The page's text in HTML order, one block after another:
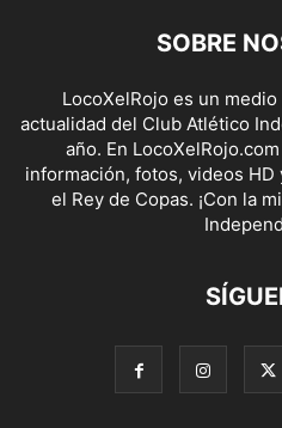
SOBRE
LocoXelRojo es un
actualidad del Club Atlético
año. En
información, fotos, videos
el Rey de Copas. ¡Con la